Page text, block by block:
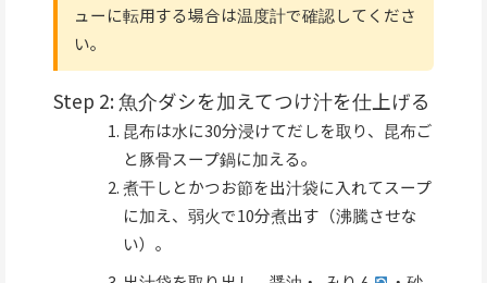
ューに転用する場合は温度計で確認してくださ
い。
Step 2: 魚介ダシを加えてつけ汁を仕上げる
昆布は水に30分浸けてだしを取り、昆布ご
と豚骨スープ鍋に加える。
煮干しとかつお節を出汁袋に入れてスープ
に加え、弱火で10分煮出す（沸騰させな
い）。